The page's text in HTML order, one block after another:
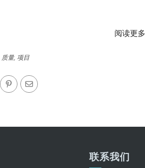
阅读更多
质量, 项目
联系我们